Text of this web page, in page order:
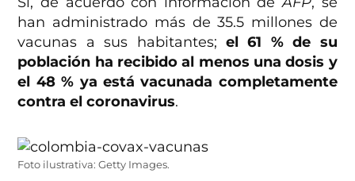
han administrado más de 35.5 millones de
vacunas a sus habitantes; el 61 % de su
población ha recibido al menos una dosis y
el 48 % ya está vacunada completamente
contra el coronavirus.
Foto ilustrativa: Getty Images.